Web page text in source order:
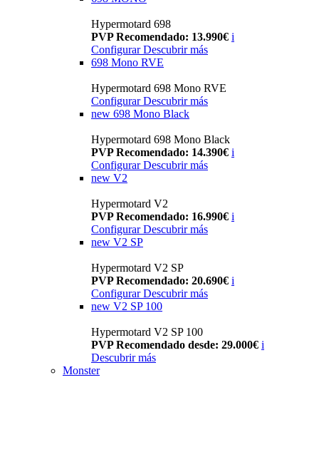
Hypermotard 698
PVP Recomendado: 13.990€ i
ConfigurarDescubrir más
698 Mono RVE
Hypermotard 698 Mono RVE
Configurar Descubrir más
new 698 Mono Black
Hypermotard 698 Mono Black
PVP Recomendado: 14.390€ i
Configurar Descubrir más
new V2
Hypermotard V2
PVP Recomendado: 16.990€ i
Configurar Descubrir más
new V2 SP
Hypermotard V2 SP
PVP Recomendado: 20.690€ i
Configurar Descubrir más
new V2 SP 100
Hypermotard V2 SP 100
PVP Recomendado desde: 29.000€ i
Descubrir más
Monster